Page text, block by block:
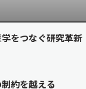
をつなぐ研究革新
約を越える